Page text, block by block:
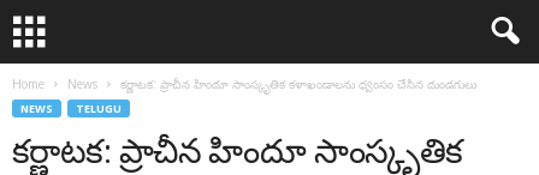
Home News కర్ణాటక: ప్రాచీన హిందూ సాంస్కృతిక కళాఖండాలను ధ్వంసం చేసిన దుండగులు
NEWS TELUGU
కర్ణాటక: ప్రాచీన హిందూ సాంస్కృతిక